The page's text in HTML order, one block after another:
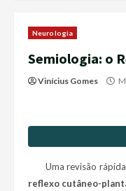
Neurologia
Semiologia: o
Vinícius Gomes
Uma revisão rápida
reflexo cutâneo-